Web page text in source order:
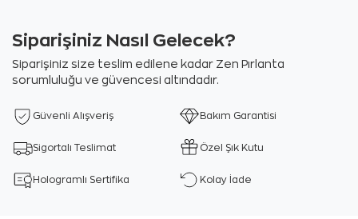
Siparişiniz Nasıl Gelecek?
Siparişiniz size teslim edilene kadar Zen Pırlanta
sorumluluğu ve güvencesi altındadır.
Güvenli Alışveriş Bakım Garantisi
Sigortalı Teslimat Özel Şık Kutu
Hologramlı Sertifika Kolay İade